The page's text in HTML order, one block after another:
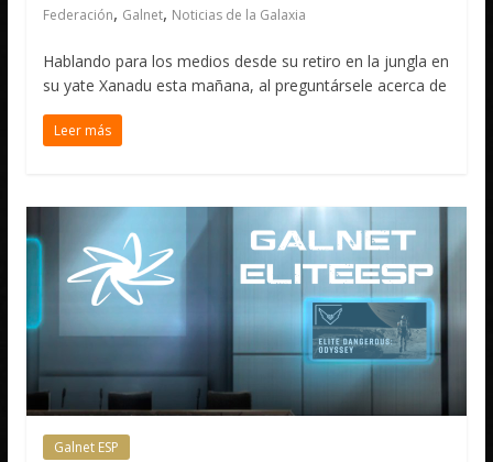
Federación, Galnet, Noticias de la Galaxia
Hablando para los medios desde su retiro en la jungla en
su yate Xanadu esta mañana, al preguntársele acerca de
Leer más
Galnet ESP